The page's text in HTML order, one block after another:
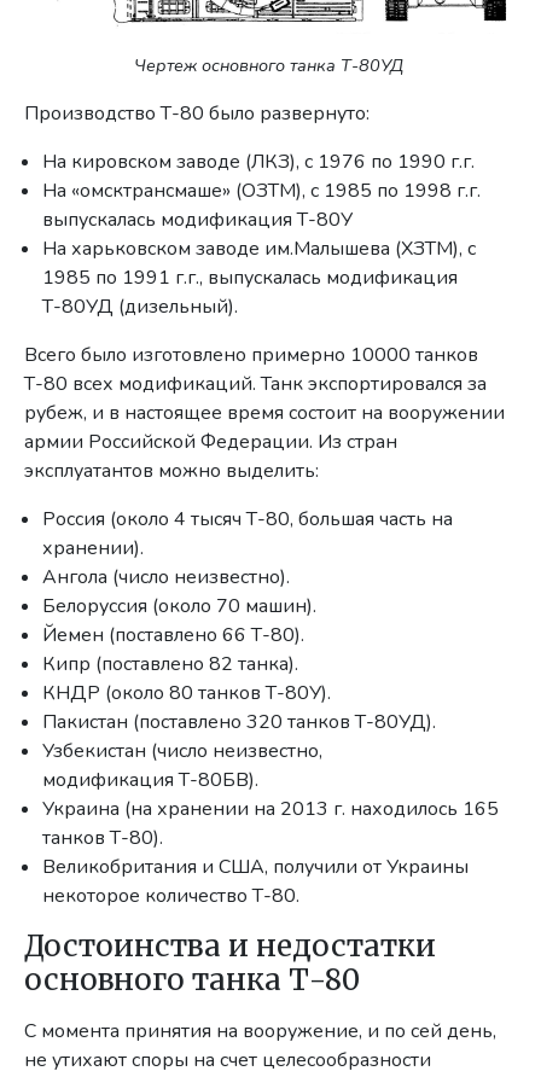
Чертеж основного танка Т-80УД
Производство Т-80 было развернуто:
На кировском заводе (ЛКЗ), с 1976 по 1990 г.г.
На «омсктрансмаше» (ОЗТМ), с 1985 по 1998 г.г.
выпускалась модификация Т-80У
На харьковском заводе им.Малышева (ХЗТМ), с
1985 по 1991 г.г., выпускалась модификация
Т-80УД (дизельный).
Всего было изготовлено примерно 10000 танков
Т-80 всех модификаций. Танк экспортировался за
рубеж, и в настоящее время состоит на вооружении
армии Российской Федерации. Из стран
эксплуатантов можно выделить:
Россия (около 4 тысяч Т-80, большая часть на
хранении).
Ангола (число неизвестно).
Белоруссия (около 70 машин).
Йемен (поставлено 66 Т-80).
Кипр (поставлено 82 танка).
КНДР (около 80 танков Т-80У).
Пакистан (поставлено 320 танков Т-80УД).
Узбекистан (число неизвестно,
модификация Т-80БВ).
Украина (на хранении на 2013 г. находилось 165
танков Т-80).
Великобритания и США, получили от Украины
некоторое количество Т-80.
Достоинства и недостатки
основного танка Т-80
С момента принятия на вооружение, и по сей день,
не утихают споры на счет целесообразности